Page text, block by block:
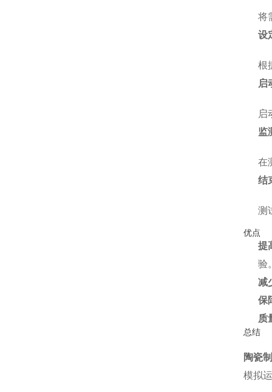
将
设
根
启
启
监
在
结
测
优点
提
验
减
保
质
总结
陶瓷
模拟